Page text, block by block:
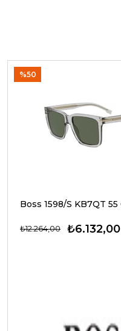
₺6.132,00
₺12.264,00
%50